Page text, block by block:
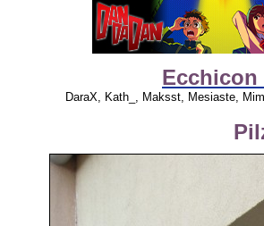
Ecchicon
DaraX, Kath_, Maksst, Mesiaste,